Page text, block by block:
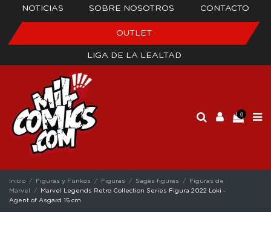
NOTICIAS SOBRE NOSOTROS CONTACTO
OUTLET
LIGA DE LA LEALTAD
0
Inicio Figuras y Funkos Figuras Sagas figuras
Figuras de
Marvel
Marvel Legends Retro Collection Series Figura 2022 Loki -
Agent of Asgard 15 cm